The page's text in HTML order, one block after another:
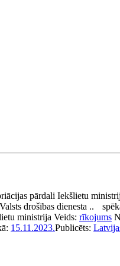
pārdali Iekšlietu
drošības dienesta ..
ministrija Veids: rīkojums
15.11.2023.Publicēts: